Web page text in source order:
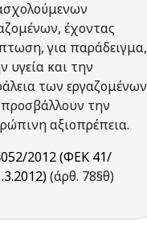
έχοντας
για παράδειγμα,
υγεία και την
των εργαζομένων
προσβάλλουν την
αξιοπρέπεια.
2012 (ΦΕΚ 41/
(άρθ. 78§θ)